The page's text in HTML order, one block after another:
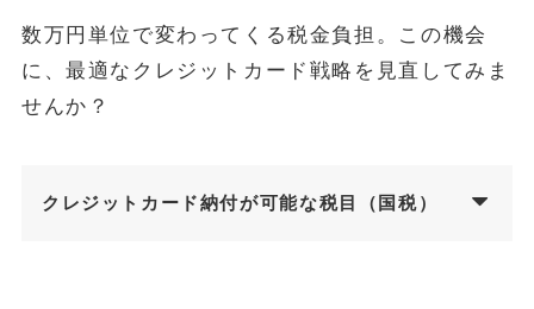
お問い合わせ
FOLLOW
数万円単位で変わってくる税金負担。この機会
に、最適なクレジットカード戦略を見直してみま
せんか？
クレジットカード納付が可能な税目（国税）